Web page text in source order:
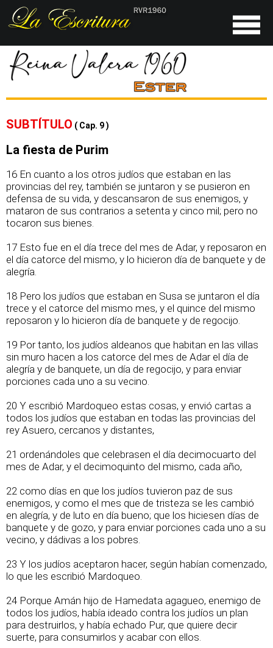
SUBTÍTULO ( Cap. 9 )
La fiesta de Purim
16 En cuanto a los otros judíos que estaban en las
provincias del rey, también se juntaron y se pusieron en
defensa de su vida, y descansaron de sus enemigos, y
mataron de sus contrarios a setenta y cinco mil; pero no
tocaron sus bienes.
17 Esto fue en el día trece del mes de Adar, y reposaron en
el día catorce del mismo, y lo hicieron día de banquete y de
alegría.
18 Pero los judíos que estaban en Susa se juntaron el día
trece y el catorce del mismo mes, y el quince del mismo
reposaron y lo hicieron día de banquete y de regocijo.
19 Por tanto, los judíos aldeanos que habitan en las villas
sin muro hacen a los catorce del mes de Adar el día de
alegría y de banquete, un día de regocijo, y para enviar
porciones cada uno a su vecino.
20 Y escribió Mardoqueo estas cosas, y envió cartas a
todos los judíos que estaban en todas las provincias del
rey Asuero, cercanos y distantes,
21 ordenándoles que celebrasen el día decimocuarto del
mes de Adar, y el decimoquinto del mismo, cada año,
22 como días en que los judíos tuvieron paz de sus
enemigos, y como el mes que de tristeza se les cambió
en alegría, y de luto en día bueno; que los hiciesen días de
banquete y de gozo, y para enviar porciones cada uno a su
vecino, y dádivas a los pobres.
23 Y los judíos aceptaron hacer, según habían comenzado,
lo que les escribió Mardoqueo.
24 Porque Amán hijo de Hamedata agagueo, enemigo de
todos los judíos, había ideado contra los judíos un plan
para destruirlos, y había echado Pur, que quiere decir
suerte, para consumirlos y acabar con ellos.